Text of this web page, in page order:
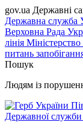
gov.ua Державні
Державна служба
Верховна Рада
лінія
питань
Пошук
Людям із
Державної служби